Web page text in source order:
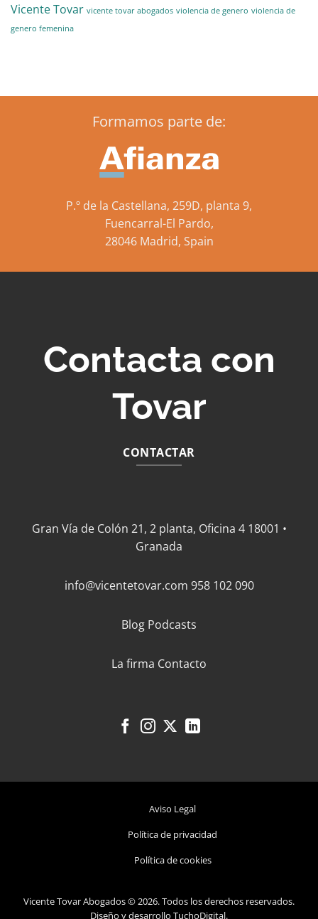
Vicente Tovar vicente tovar abogados violencia de genero violencia de
genero femenina
Formamos parte de:
P.º de la Castellana, 259D, planta 9,
Fuencarral-El Pardo,
28046 Madrid, Spain
Contacta con
Tovar
CONTACTAR
Gran Vía de Colón 21, 2 planta, Oficina 4 18001 •
Granada
info@vicentetovar.com 958 102 090
Blog Podcasts
La firma Contacto
Vicente Tovar Abogados©2026. Todos los derechos reservados.
Diseño y desarrollo TuchoDigital.
Aviso Legal
Política de privacidad
Política de cookies